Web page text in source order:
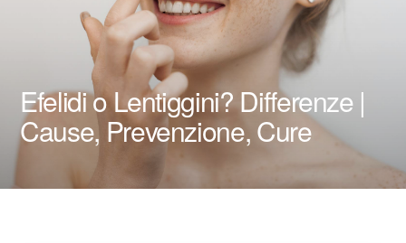
Efelidi o Lentiggini? Differenze |
Cause, Prevenzione, Cure